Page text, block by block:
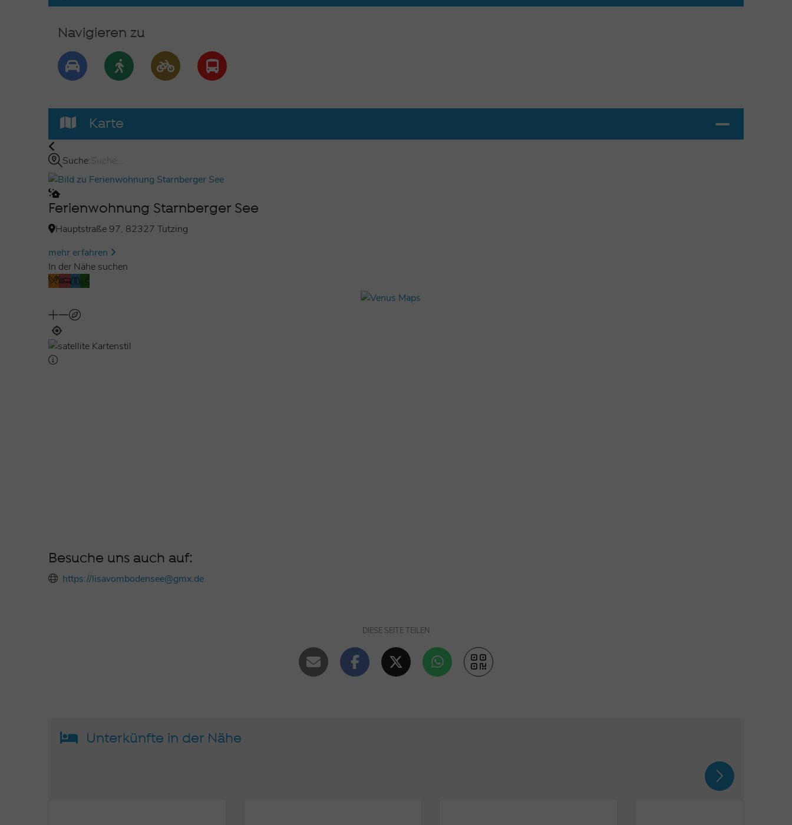
Navigieren zu
Karte
Suche:
Ferienwohnung Starnberger See
Hauptstraße 97, 82327 Tutzing
mehr erfahren
In der Nähe suchen
Besuche uns auch auf:
https://lisavombodensee@gmx.de
DIESE SEITE TEILEN
Unterkünfte in der Nähe